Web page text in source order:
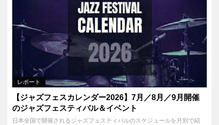
レポート
【ジャズフェスカレンダー2026】7月／8月／9月開催
のジャズフェスティバル＆イベント
日本全国で開催されるジャズフェスティバルのスケジュールを月別で紹